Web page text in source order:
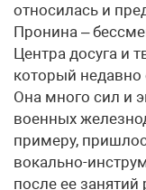
относилась и
Пронина –
Центра досуга и
который недавно
Она много сил и
военных
примеру,
вокально-
после ее занятий